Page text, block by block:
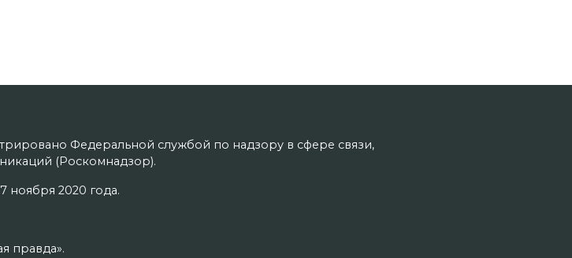
Федеральной службой по надзору в сфере связи,
(Роскомнадзор).
ноября 2020 года.
правда».